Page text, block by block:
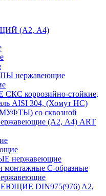
(А2, А4)
нержавеющие
коррозийно-стойкие,
AISI 304, (Хомут НС)
со сквозной
(А2, А4) ART
нержавеющие
С-образные
DIN975(976) A2,